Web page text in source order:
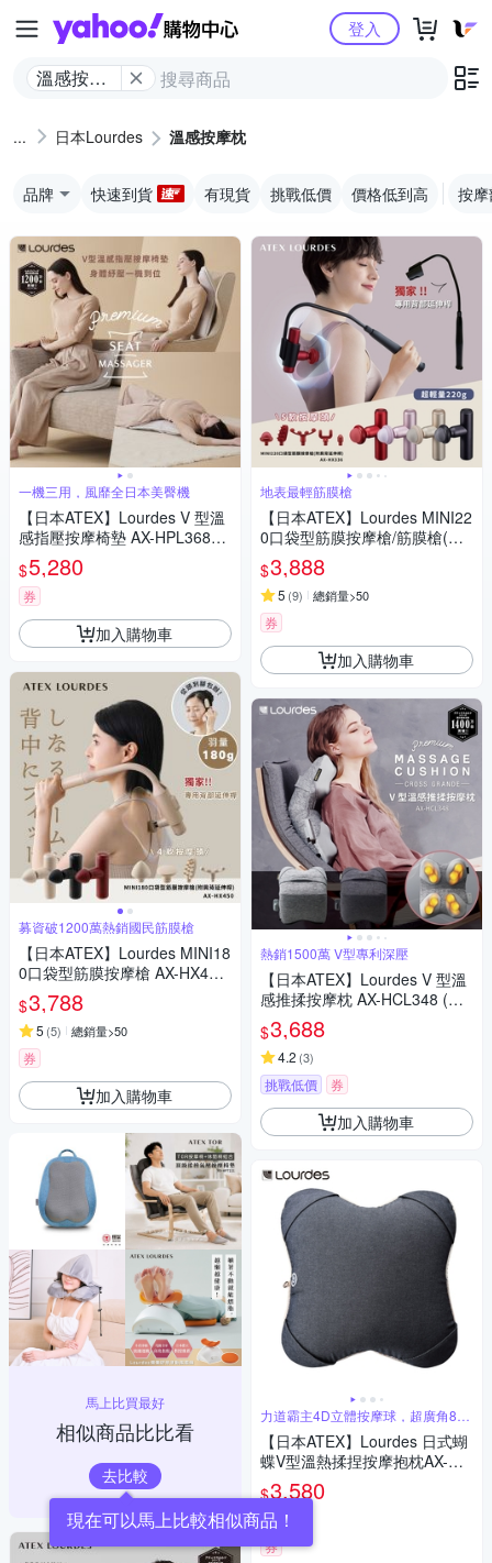
Yahoo購物中心
溫感按摩
登入
日本Lourdes 溫感按摩枕
品牌 快速到貨 有現貨 挑戰低價 價格低到高 按
一機三用，風靡全日本美臀機
【日本ATEX】Lourdes V 型溫
感指壓按摩椅墊 AX-HPL368
(煙燻灰/奶霜杏)
$5,280
券
加入購物車
募資破1200萬熱銷國民筋膜槍
【日本ATEX】Lourdes MINI18
0口袋型筋膜按摩槍 AX-HX450
(附肩背伸縮桿)-3色任選
$3,788
5 (5) 總銷量>50
券
加入購物車
馬上比買最好
相似商品比比看
去比較
現在可以馬上比較相似商品！
地表最輕筋膜槍
【日本ATEX】Lourdes MINI22
0口袋型筋膜按摩槍/筋膜槍(附
肩背伸縮桿) -4色任選
$3,888
5 (9) 總銷量>50
券
加入購物車
熱銷1500萬 V型專利深壓
【日本ATEX】Lourdes V 型溫
感推揉按摩枕 AX-HCL348 (亞
麻灰/太空黑)
$3,688
4.2 (3)
挑戰低價 券
加入購物車
力道霸主4D立體按摩球，超廣角8手
指壓感
【日本ATEX】Lourdes 日式蝴
蝶V型溫熱揉捏按摩抱枕AX-HC
L288
$3,580
4.8
券